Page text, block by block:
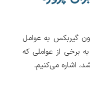
گیربکس به عوامل
برخی از عواملی که
اشاره می‌کنیم.